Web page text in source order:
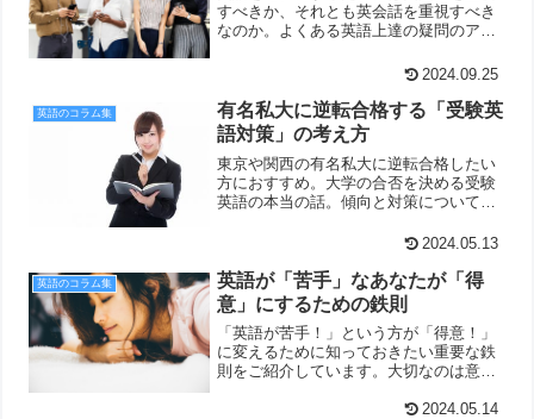
すべきか、それとも英会話を重視すべき
なのか。よくある英語上達の疑問のアン
2024.09.25
英語のコラム集
有名私大に逆転合格する「受験英
語対策」の考え方
東京や関西の有名私大に逆転合格したい
方におすすめ。大学の合否を決める受験
英語の本当の話。傾向と対策について受
2024.05.13
英語のコラム集
英語が「苦手」なあなたが「得
意」にするための鉄則
「英語が苦手！」という方が「得意！」
に変えるために知っておきたい重要な鉄
則をご紹介しています。大切なのは意識
2024.05.14